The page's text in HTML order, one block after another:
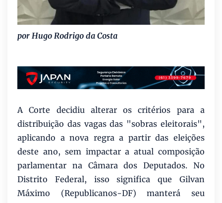
por Hugo Rodrigo da Costa
A Corte decidiu alterar os critérios para a
distribuição das vagas das "sobras eleitorais",
aplicando a nova regra a partir das eleições
deste ano, sem impactar a atual composição
parlamentar na Câmara dos Deputados. No
Distrito Federal, isso significa que Gilvan
Máximo (Republicanos-DF) manterá seu